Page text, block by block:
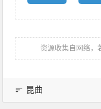
资源收集自网络，
昆曲